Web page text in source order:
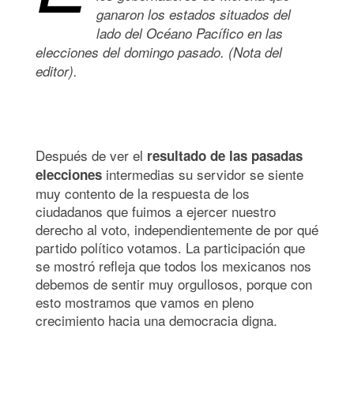
ganaron los estados situados del
lado del Océano Pacífico en las
elecciones del domingo pasado. (Nota del
editor).
Después de ver el resultado de las pasadas
elecciones intermedias su servidor se siente
muy contento de la respuesta de los
ciudadanos que fuimos a ejercer nuestro
derecho al voto, independientemente de por qué
partido político votamos. La participación que
se mostró refleja que todos los mexicanos nos
debemos de sentir muy orgullosos, porque con
esto mostramos que vamos en pleno
crecimiento hacia una democracia digna.